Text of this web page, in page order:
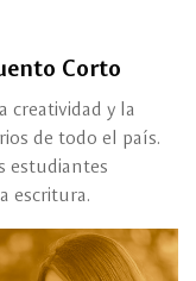
Corto
creatividad y la
de todo el país.
estudiantes
escritura.